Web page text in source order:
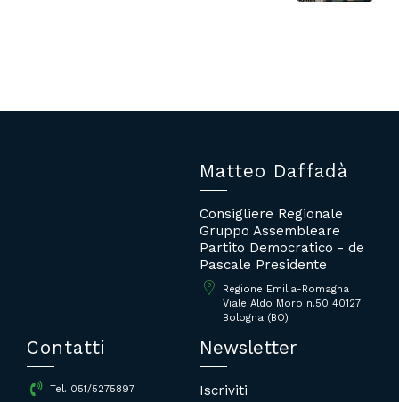
Matteo Daffadà
Consigliere Regionale
Gruppo Assembleare
Partito Democratico - de
Pascale Presidente
Regione Emilia-Romagna
Viale Aldo Moro n.50 40127
Bologna (BO)
Contatti
Tel. 051/5275897
Newsletter
Iscriviti